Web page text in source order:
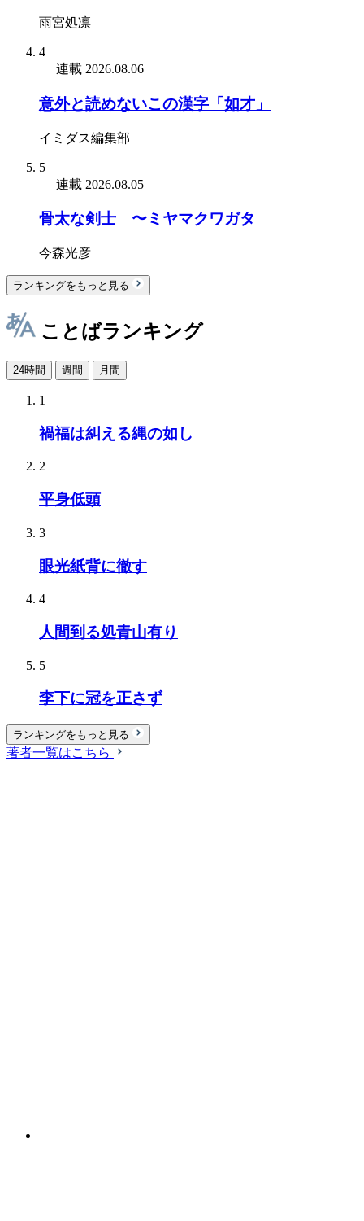
雨宮処凛
4
連載 2026.08.06
意外と読めないこの漢字「如才」
イミダス編集部
5
連載 2026.08.05
骨太な剣士 〜ミヤマクワガタ
今森光彦
ランキングをもっと見る
ことばランキング
24時間 週間 月間
1
禍福は糾える縄の如し
2
平身低頭
3
眼光紙背に徹す
4
人間到る処青山有り
5
李下に冠を正さず
ランキングをもっと見る
著者一覧はこちら